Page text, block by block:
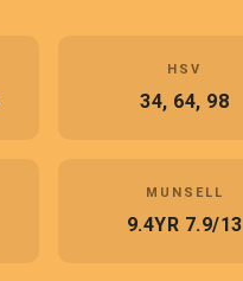
HSV
34, 64, 98
MUNSELL
9.4YR 7.9/13